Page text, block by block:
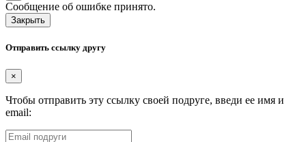
Сообщение об ошибке принято.
Закрыть
Отправить ссылку другу
×
Чтобы отправить эту ссылку своей подруге, введи ее имя и
email: